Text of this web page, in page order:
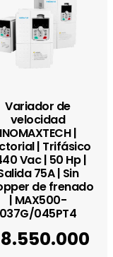
Variador de
velocidad
INOMAXTECH |
| Trifásico
Vac | 50 Hp |
75A | Sin
de frenado
| MAX500-
037G/045PT4
8.550.000